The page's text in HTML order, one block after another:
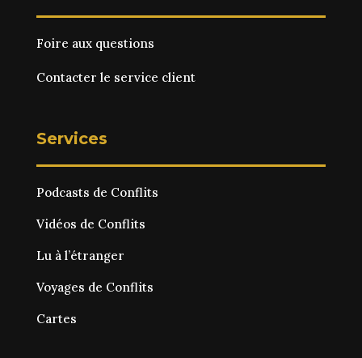
Foire aux questions
Contacter le service client
Services
Podcasts de Conflits
Vidéos de Conflits
Lu à l’étranger
Voyages de Conflits
Cartes